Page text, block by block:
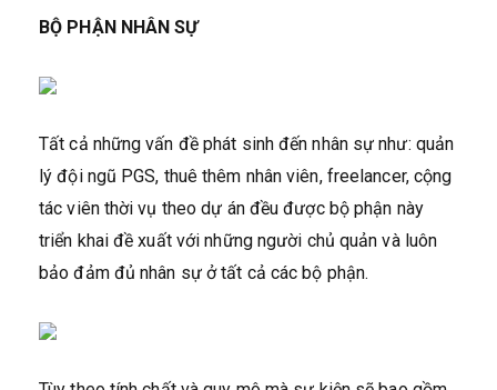
BỘ PHẬN NHÂN SỰ
Tất cả những vấn đề phát sinh đến nhân sự như: quản
lý đội ngũ PGS, thuê thêm nhân viên, freelancer, cộng
tác viên thời vụ theo dự án đều được bộ phận này
triển khai đề xuất với những người chủ quản và luôn
bảo đảm đủ nhân sự ở tất cả các bộ phận.